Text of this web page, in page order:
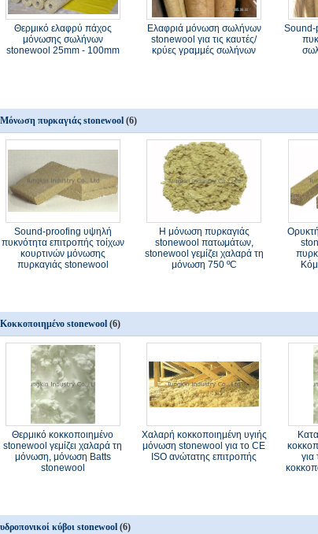
Θερμικό ελαφρύ πάχος
μόνωσης σωλήνων
stonewool 25mm - 100mm
Ελαφριά μόνωση σωλήνων
stonewool για τις καυτές/
κρύες γραμμές σωλήνων
Sound-
Μόνωση πυρκαγιάς stonewool (6)
Sound-proofing υψηλή
πυκνότητα επιτροπής τοίχων
κουρτινών μόνωσης
πυρκαγιάς stonewool
Η μόνωση πυρκαγιάς
stonewool πατωμάτων,
stonewool γεμίζει χαλαρά τη
μόνωση 750 ºC
Κοκκοποιημένο stonewool (6)
Θερμικό κοκκοποιημένο
stonewool γεμίζει χαλαρά τη
μόνωση, μόνωση Batts
stonewool
Χαλαρή κοκκοποιημένη υγιής
μόνωση stonewool για το CE
ISO ανώτατης επιτροπής
για
υδροπονικοί κύβοι stonewool (6)